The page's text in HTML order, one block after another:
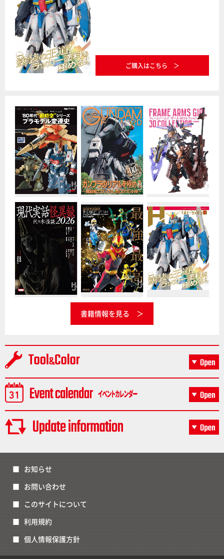
ご購入はこちら
書籍情報を見る
お知らせ
お問い合わせ
このサイトについて
利用規約
個人情報保護方針